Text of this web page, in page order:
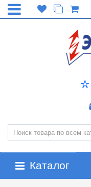
Каталог